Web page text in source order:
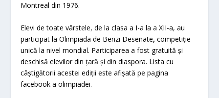
Montreal din 1976.
Elevi de toate vârstele, de la clasa a I-a la a XII-a, au
participat la Olimpiada de Benzi Desenate, competiție
unică la nivel mondial. Participarea a fost gratuită și
deschisă elevilor din țară și din diaspora. Lista cu
câștigătorii acestei ediții este afișată pe pagina
facebook a olimpiadei.